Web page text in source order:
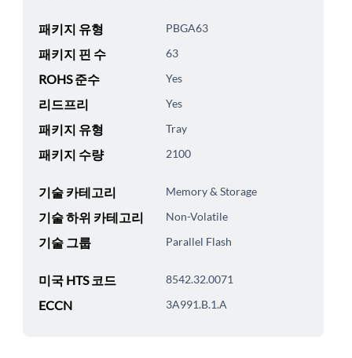
패키지 유형 PBGA63
패키지 핀 수 63
ROHS 준수 Yes
리드프리 Yes
패키지 유형 Tray
패키지 수량 2100
기술 카테고리 Memory & Storage
기술 하위 카테고리 Non-Volatile
기술 그룹 Parallel Flash
미국 HTS 코드 8542.32.0071
ECCN 3A991.B.1.A